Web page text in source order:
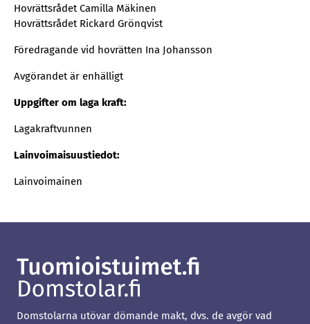
Hovrättsrådet Camilla Mäkinen
Hovrättsrådet Rickard Grönqvist
Föredragande vid hovrätten Ina Johansson
Avgörandet är enhälligt
Uppgifter om laga kraft:
Lagakraftvunnen
Lainvoimaisuustiedot:
Lainvoimainen
Domstolarna utövar dömande makt, dvs. de avgör vad